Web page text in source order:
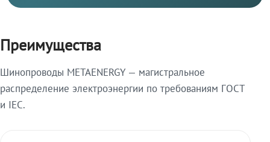
Преимущества
Шинопроводы METAENERGY — магистральное
распределение электроэнергии по требованиям ГОСТ
и IEC.